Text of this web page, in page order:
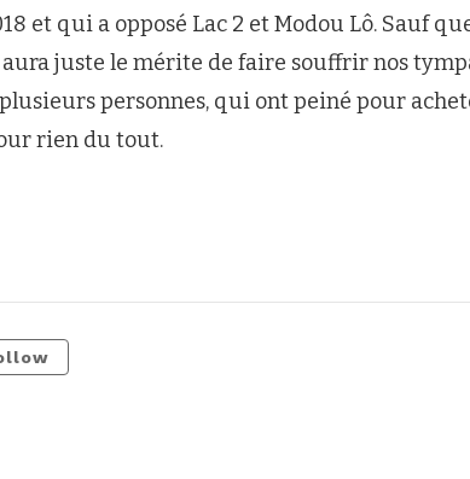
et qui a opposé Lac 2 et Modou Lô. Sauf que
juste le mérite de faire souffrir nos
personnes, qui ont peiné pour
rien du tout.